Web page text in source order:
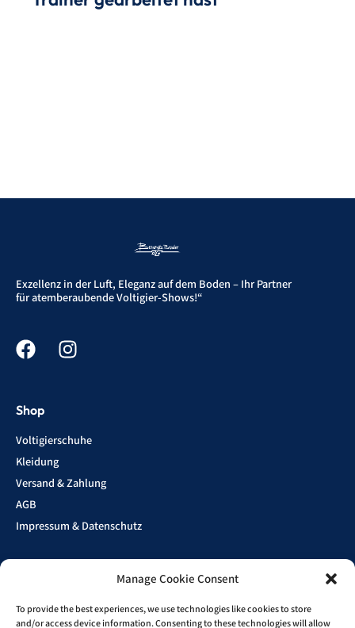
Manage Cookie Consent
To provide the best experiences, we use technologies like cookies to store
and/or access device information. Consenting to these technologies will allow
Exzellenz in der Luft, Eleganz auf dem Boden – Ihr Partner
für atemberaubende Voltigier-Shows!“
Shop
Voltigierschuhe
Kleidung
Versand & Zahlung
AGB
Impressum & Datenschutz
Sponsoren